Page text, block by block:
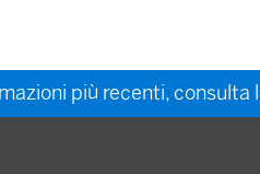
più recenti, consulta